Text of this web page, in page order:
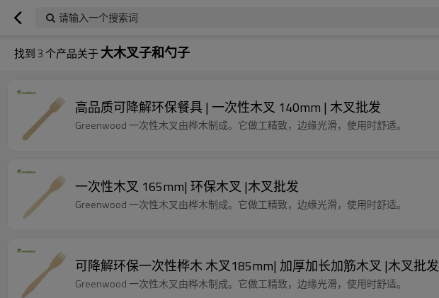
请输入一个搜索词
找到3个产品关于大木叉子和勺子
高品质可降解环保餐具 | 一次性木叉 140mm | 木叉批发
Greenwood 一次性木叉由桦木制成。它做工精致，边缘光滑，使用时舒适。
一次性木叉 165mm| 环保木叉 |木叉批发
Greenwood 一次性木叉由桦木制成。它做工精致，边缘光滑，使用时舒适。
可降解环保一次性桦木 木叉185mm| 加厚加长加筋木叉 |木叉批发
Greenwood 一次性木叉由桦木制成。它做工精致，边缘光滑，使用时舒适。